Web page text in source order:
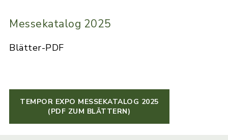
Messekatalog 2025
Blätter-PDF
TEMPOR EXPO MESSEKATALOG 2025
(PDF ZUM BLÄTTERN)